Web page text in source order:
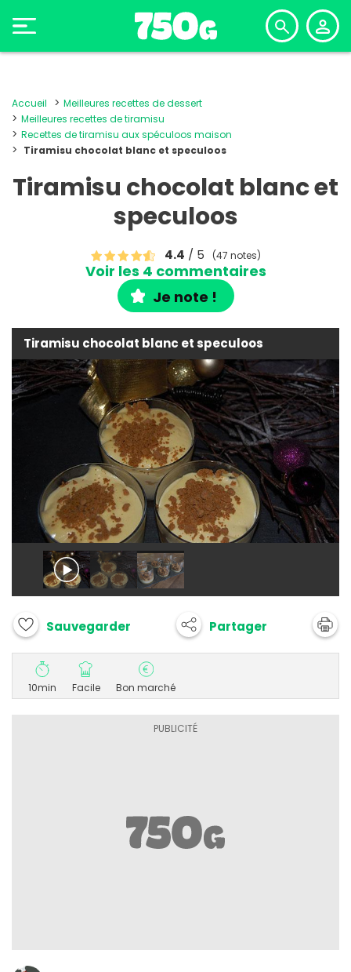
Accueil
Meilleures recettes de dessert
Meilleures recettes de tiramisu
Recettes de tiramisu aux spéculoos maison
Tiramisu chocolat blanc et speculoos
Tiramisu chocolat blanc et
speculoos
4.4 / 5 (47 notes)
Voir les 4 commentaires
Je note !
Tiramisu chocolat blanc et speculoos
Sauvegarder Partager
10min Facile Bon marché